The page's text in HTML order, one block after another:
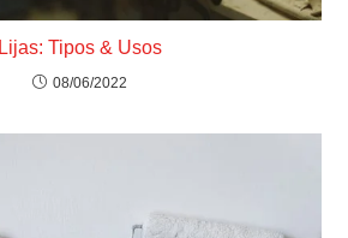
Lijas: Tipos & Usos
08/06/2022